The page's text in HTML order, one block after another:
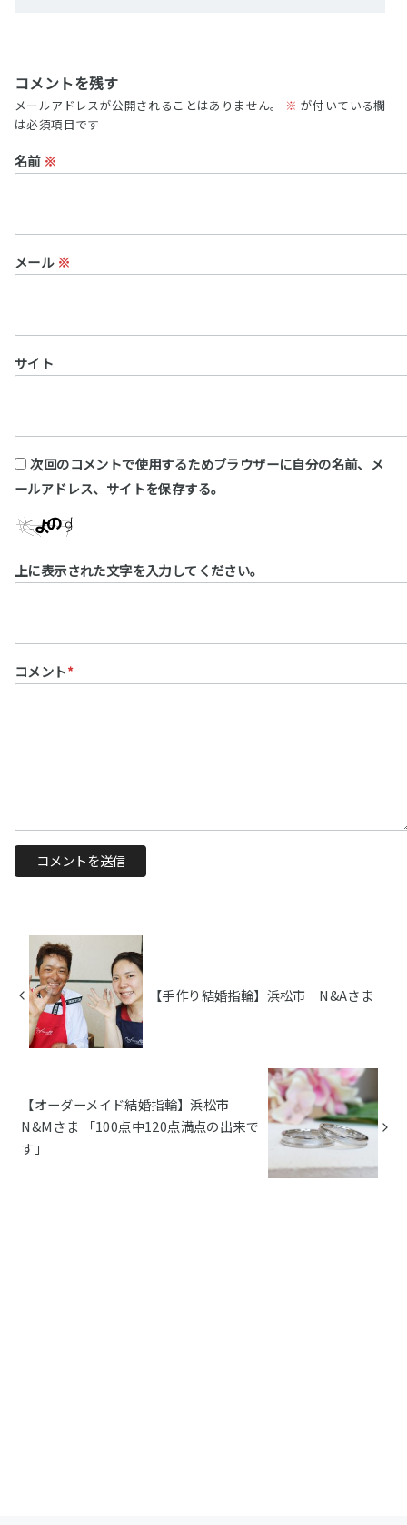
コメントを残す
メールアドレスが公開されることはありません。 ※ が付いている欄
は必須項目です
名前 ※
メール ※
サイト
次回のコメントで使用するためブラウザーに自分の名前、メ
ールアドレス、サイトを保存する。
上に表示された文字を入力してください。
コメント*
【手作り結婚指輪】浜松市 N&Aさま
【オーダーメイド結婚指輪】浜松市
N&Mさま 「100点中120点満点の出来で
す」